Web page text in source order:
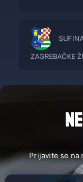
ZAGREBAČKE
Prijavite se na